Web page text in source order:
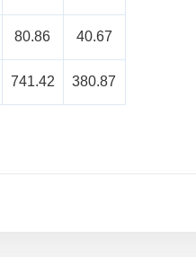
80.86 40.67
741.42 380.87